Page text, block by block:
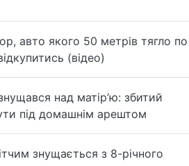
авто якого 50 метрів тягло по
(відео)
над матір’ю: збитий
під домашнім арештом
знущається з 8-річного